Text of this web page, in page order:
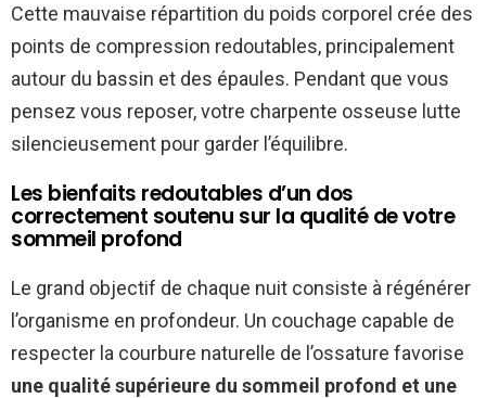
Cette mauvaise répartition du poids corporel crée des
points de compression redoutables, principalement
autour du bassin et des épaules. Pendant que vous
pensez vous reposer, votre charpente osseuse lutte
silencieusement pour garder l’équilibre.
Les bienfaits redoutables d’un dos
correctement soutenu sur la qualité de votre
sommeil profond
Le grand objectif de chaque nuit consiste à régénérer
l’organisme en profondeur. Un couchage capable de
respecter la courbure naturelle de l’ossature favorise
une qualité supérieure du sommeil profond et une